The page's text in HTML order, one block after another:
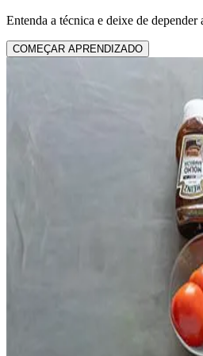
Entenda a técnica e deixe de depender
COMEÇAR APRENDIZADO